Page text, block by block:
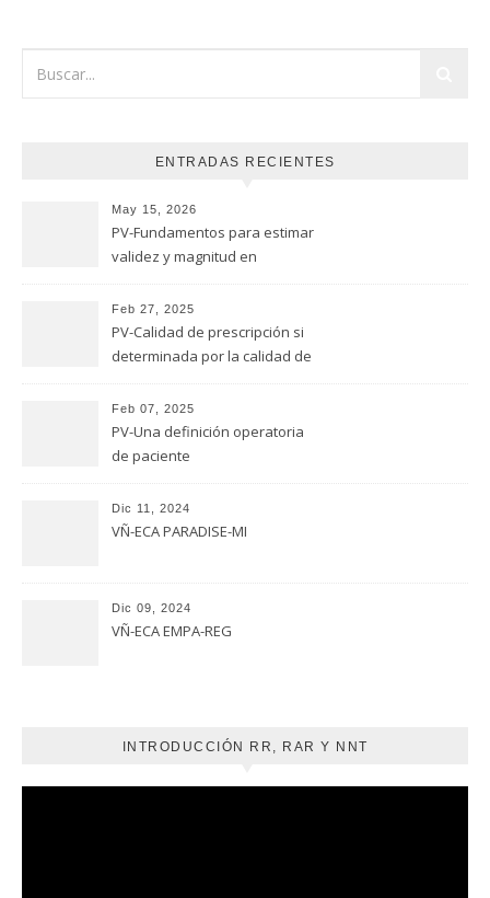
ENTRADAS RECIENTES
May 15, 2026
PV-Fundamentos para estimar
validez y magnitud en
Feb 27, 2025
PV-Calidad de prescripción si
determinada por la calidad de
Feb 07, 2025
PV-Una definición operatoria
de paciente
Dic 11, 2024
VÑ-ECA PARADISE-MI
Dic 09, 2024
VÑ-ECA EMPA-REG
INTRODUCCIÓN RR, RAR Y NNT